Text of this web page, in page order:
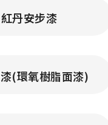
丹安步漆
(環氧樹脂面漆)